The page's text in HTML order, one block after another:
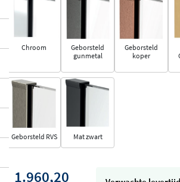
Chroom
Geborsteld
gunmetal
Geborsteld
koper
Geborsteld RVS Mat zwart
1.960,20